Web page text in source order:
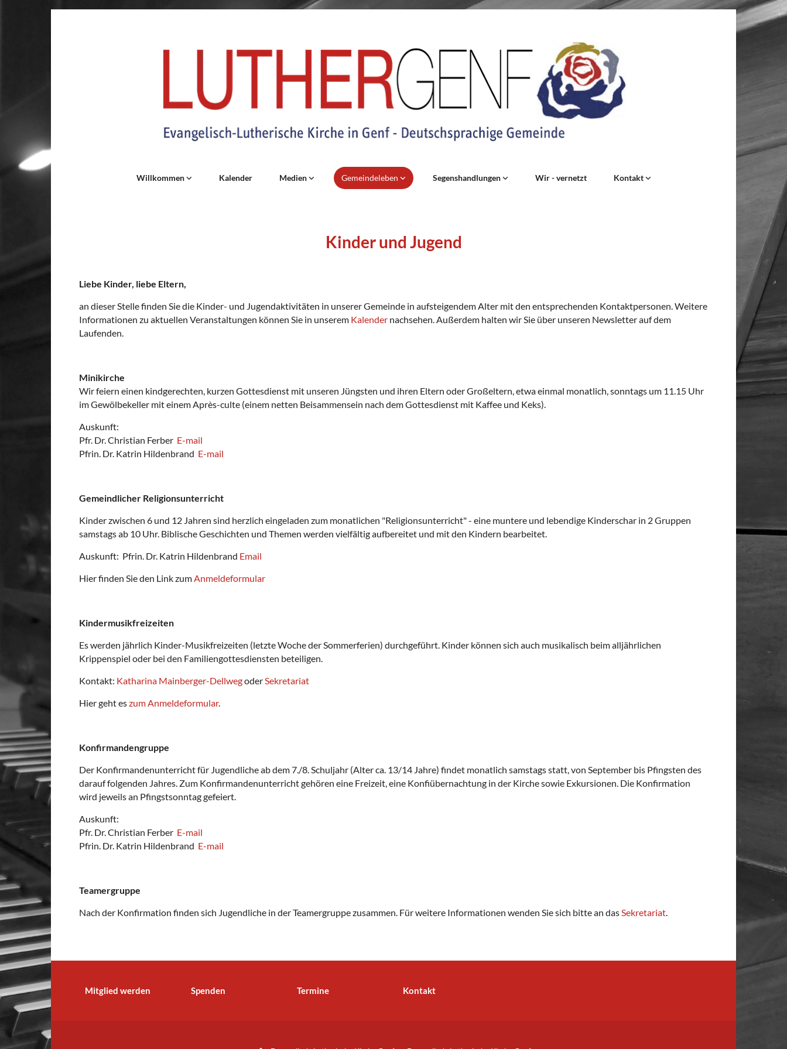
Willkommen Kalender Medien Gemeindeleben Segenshandlungen Wir - vernetzt Kontakt
Kinder und Jugend
Liebe Kinder, liebe Eltern,
an dieser Stelle finden Sie die Kinder- und Jugendaktivitäten in unserer Gemeinde in aufsteigendem Alter mit den entsprechenden Kontaktpersonen. Weitere
Informationen zu aktuellen Veranstaltungen können Sie in unserem Kalender nachsehen. Außerdem halten wir Sie über unseren Newsletter auf dem
Laufenden.
Minikirche
Wir feiern einen kindgerechten, kurzen Gottesdienst mit unseren Jüngsten und ihren Eltern oder Großeltern, etwa einmal monatlich, sonntags um 11.15 Uhr
im Gewölbekeller mit einem Après-culte (einem netten Beisammensein nach dem Gottesdienst mit Kaffee und Keks).
Auskunft:
Pfr. Dr. Christian Ferber E-mail
Pfrin. Dr. Katrin Hildenbrand E-mail
Gemeindlicher Religionsunterricht
Kinder zwischen 6 und 12 Jahren sind herzlich eingeladen zum monatlichen "Religionsunterricht" - eine muntere und lebendige Kinderschar in 2 Gruppen
samstags ab 10 Uhr. Biblische Geschichten und Themen werden vielfältig aufbereitet und mit den Kindern bearbeitet.
Auskunft: Pfrin. Dr. Katrin Hildenbrand Email
Hier finden Sie den Link zumAnmeldeformular
Kindermusikfreizeiten
Es werden jährlich Kinder-Musikfreizeiten (letzte Woche der Sommerferien) durchgeführt. Kinder können sich auch musikalisch beim alljährlichen
Krippenspiel oder bei den Familiengottesdiensten beteiligen.
Kontakt: Katharina Mainberger-DellwegoderSekretariat
Hier geht eszum Anmeldeformular.
Konfirmandengruppe
Der Konfirmandenunterricht für Jugendliche ab dem 7./8. Schuljahr (Alter ca. 13/14 Jahre) findet monatlich samstags statt, von September bis Pfingsten des
darauf folgenden Jahres. Zum Konfirmandenunterricht gehören eine Freizeit, eine Konfiübernachtung in der Kirche sowie Exkursionen. Die Konfirmation
wird jeweils an Pfingstsonntag gefeiert.
Auskunft:
Pfr. Dr. Christian Ferber E-mail
Pfrin. Dr. Katrin Hildenbrand E-mail
Teamergruppe
Nach der Konfirmation finden sich Jugendliche in der Teamergruppe zusammen. Für weitere Informationen wenden Sie sich bitte an dasSekretariat.
Mitglied werden Spenden Termine Kontakt